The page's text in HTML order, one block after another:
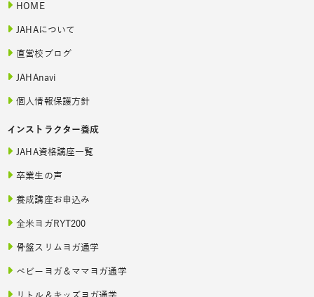
HOME
JAHAについて
直営校ブログ
JAHAnavi
個人情報保護方針
インストラクター養成
JAHA資格講座一覧
卒業生の声
養成講座お申込み
全米ヨガRYT200
骨盤スリムヨガ通学
ベビーヨガ＆ママヨガ通学